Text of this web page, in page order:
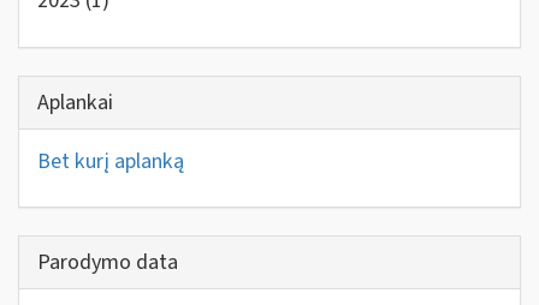
Aplankai
Bet kurį aplanką
Parodymo data